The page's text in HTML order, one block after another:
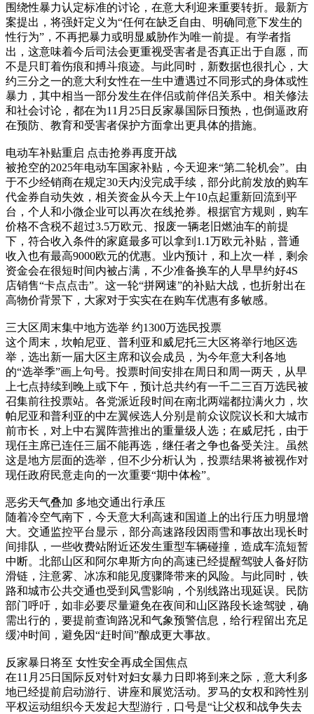
围绕性暴力认定标准的讨论，在意大利迎来重要转折。最新方
案提出，将强奸定义为“任何在缺乏自由、明确同意下发生的
性行为”，不再把暴力或明显威胁作为唯一前提。有学者指
出，这意味着今后司法会更重视受害者是否真正出于自愿，而
不是只盯着伤痕和搏斗痕迹。与此同时，新数据也很扎心，大
约三分之一的意大利女性在一生中遭遇过不同形式的身体或性
暴力，其中相当一部分发生在伴侣或前伴侣关系中。相关修法
和社会讨论，都在为11月25日反家暴国际日预热，也倒逼政府
在预防、教育和受害者保护方面拿出更具体的措施。
电动车补贴重启 点击抢券再度开战
被抢空的2025年电动车国家补贴，今天迎来“第二轮机会”。由
于不少经销商在规定30天内没完成手续，部分此前发放的购车
代金券自动失效，相关资金从今天上午10点起重新回流到平
台，个人和小微企业可以再次在线抢券。根据官方规则，购车
价格不含税不超过3.5万欧元、报废一辆老旧燃油车的前提
下，符合收入条件的家庭最多可以拿到1.1万欧元补贴，普通
收入也有最高9000欧元的优惠。业内预计，和上次一样，剩余
资金会在很短时间内被占满，不少准备换车的人早早约好4S
店销售“卡点点击”。这一轮“拼网速”的补贴大战，也折射出在
高物价背景下，大家对于实实在在购车优惠有多敏感。
三大区周末集中地方选举 约1300万选民投票
这个周末，坎帕尼亚、普利亚和威尼托三大区将举行地区选
举，选出新一届大区主席和议会成员，为今年意大利各地
的“选举季”画上句号。投票时间安排在周日和周一两天，从早
上七点持续到晚上或下午，预计总共约有一千二三百万选民被
召集前往投票站。各党派近段时间在南北两端都拉满火力，坎
帕尼亚和普利亚的中左翼候选人分别是前众议院议长和大城市
前市长，对上中右翼阵营推出的重量级人选；在威尼托，由于
现任主席已连任三届不能再选，继任者之争也备受关注。虽然
这是地方层面的选举，但不少分析认为，投票结果将被视作对
现任政府民意走向的一次重要“期中体检”。
恶劣天气叠加 多地交通出行承压
随着冷空气南下，今天意大利高速和国道上的出行压力明显增
大。交通监控平台显示，部分高速路段因雨雪和事故出现长时
间排队，一些收费站附近还发生重型车辆碰撞，造成车流短暂
中断。北部山区和阿尔卑斯方向的高速已经提醒驾驶人备好防
滑链，注意雾、冰冻和能见度骤降带来的风险。与此同时，铁
路和城市公共交通也受到风雪影响，个别线路出现延误。民防
部门呼吁，如非必要尽量避免在夜间和山区路段长途驾驶，确
需出行的，要提前查询路况和气象预警信息，给行程留出充足
缓冲时间，避免因“赶时间”酿成更大事故。
反家暴日将至 女性安全再成全国焦点
在11月25日国际反对针对妇女暴力日即将到来之际，意大利多
地已经提前启动游行、讲座和展览活动。罗马的女权和跨性别
平权运动组织今天发起大型游行，口号是“让父权和战争失去